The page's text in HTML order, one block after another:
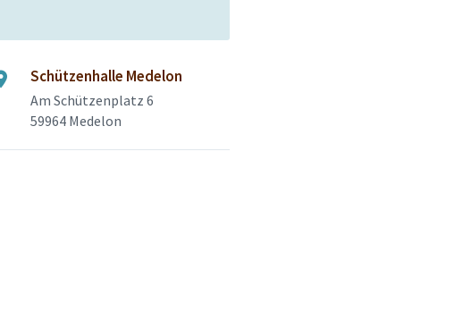
Schützenhalle Medelon
Am Schützenplatz 6
59964 Medelon